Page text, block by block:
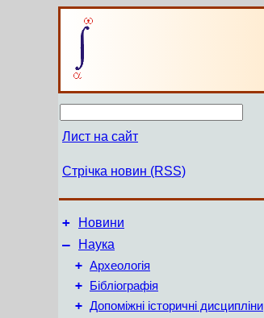
Лист на сайт
Стрічка новин (RSS)
+ Новини
–
Наука
+ Археологія
+ Бібліографія
+ Допоміжні історичні дисципліни